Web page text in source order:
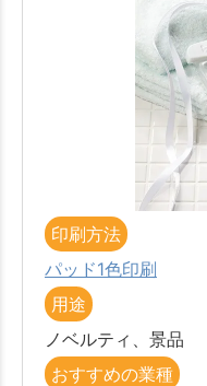
印刷方法
パッド1色印刷
用途
ノベルティ、景品
おすすめの業種